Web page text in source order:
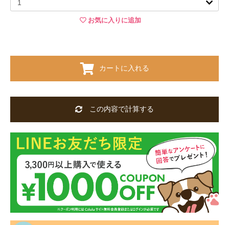
お気に入りに追加
カートに入れる
この内容で計算する